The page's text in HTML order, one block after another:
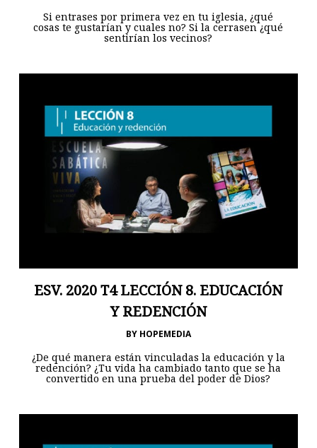
Si entrases por primera vez en tu iglesia, ¿qué
cosas te gustarían y cuales no? Si la cerrasen ¿qué
sentirían los vecinos?
ESV. 2020 T4 LECCIÓN 8. EDUCACIÓN
Y REDENCIÓN
BY HOPEMEDIA
¿De qué manera están vinculadas la educación y la
redención? ¿Tu vida ha cambiado tanto que se ha
convertido en una prueba del poder de Dios?